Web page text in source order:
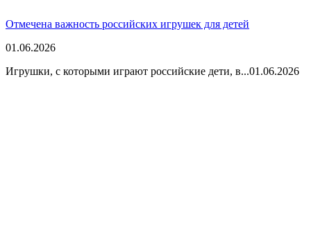
Отмечена важность российских игрушек для детей
01.06.2026
Игрушки, с которыми играют российские дети, в...01.06.2026